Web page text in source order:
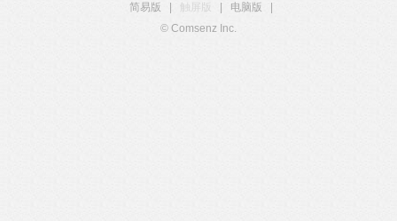
简易版
触屏版 电脑版
© Comsenz Inc.